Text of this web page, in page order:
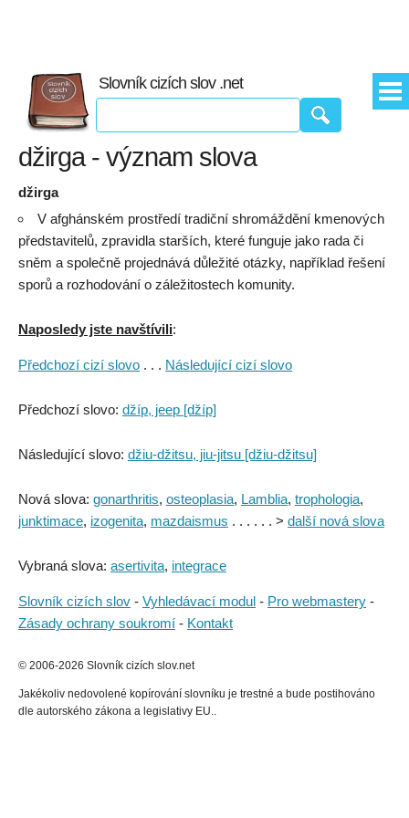
Slovník cizích slov .net
džirga - význam slova
džirga
V afghánském prostředí tradiční shromáždění kmenových
představitelů, zpravidla starších, které funguje jako rada či
sněm a společně projednává důležité otázky, například řešení
sporů a rozhodování o záležitostech komunity.
Naposledy jste navštívili:
Předchozí cizí slovo . . . Následující cizí slovo
Předchozí slovo: džíp, jeep [džíp]
Následující slovo: džiu-džitsu, jiu-jitsu [džiu-džitsu]
Nová slova: gonarthritis, osteoplasia, Lamblia, trophologia,
junktimace, izogenita, mazdaismus . . . . . . > další nová slova
Vybraná slova: asertivita, integrace
Slovník cizích slov - Vyhledávací modul - Pro webmastery -
Zásady ochrany soukromí - Kontakt
© 2006-2026 Slovník cizích slov.net
Jakékoliv nedovolené kopírování slovníku je trestné a bude postihováno
dle autorského zákona a legislativy EU..